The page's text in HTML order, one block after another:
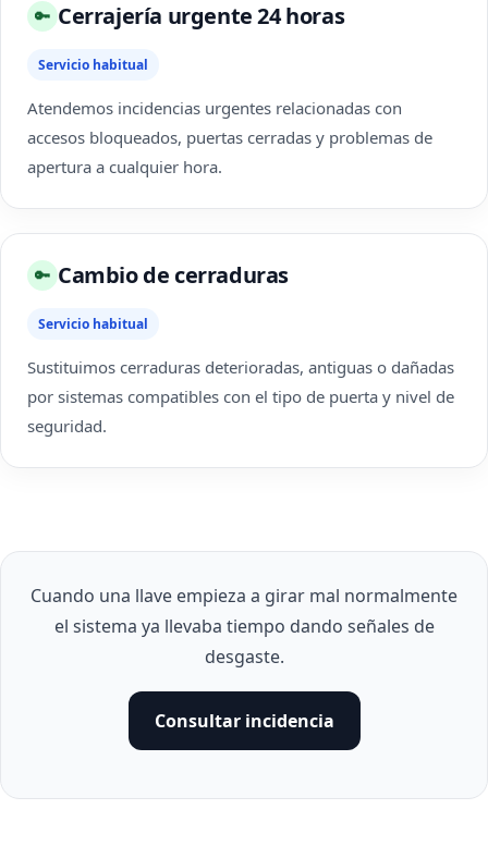
🔑 Cerrajería urgente 24 horas
Servicio habitual
Atendemos incidencias urgentes relacionadas con
accesos bloqueados, puertas cerradas y problemas de
apertura a cualquier hora.
🔑 Cambio de cerraduras
Servicio habitual
Sustituimos cerraduras deterioradas, antiguas o dañadas
por sistemas compatibles con el tipo de puerta y nivel de
seguridad.
Cuando una llave empieza a girar mal normalmente
el sistema ya llevaba tiempo dando señales de
desgaste.
Consultar incidencia